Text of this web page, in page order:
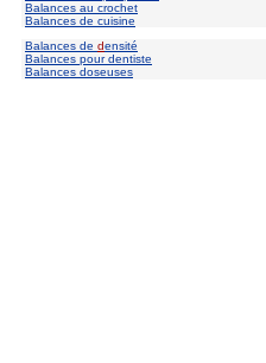
Balances au crochet
Balances de cuisine
Balances de densité
Balances pour dentiste
Balances doseuses